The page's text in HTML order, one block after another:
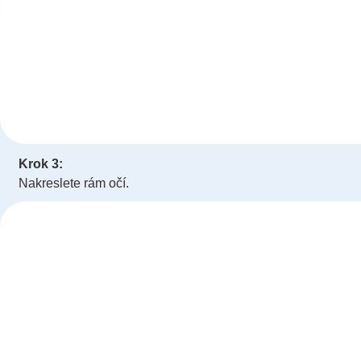
Krok 3:
Nakreslete rám očí.